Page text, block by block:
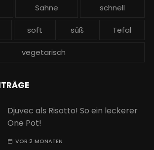
Sahne schnell
soft süß Tefal
vegetarisch
Djuvec als Risotto! So ein leckerer
One Pot!
VOR 2 MONATEN